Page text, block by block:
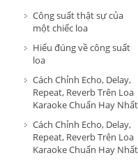
HÀNG
Công suất thật sự của
một chiếc loa
Hiểu đúng về công suất
loa
Cách Chỉnh Echo, Delay,
Repeat, Reverb Trên Loa
Karaoke Chuẩn Hay Nhất
Cách Chỉnh Echo, Delay,
Repeat, Reverb Trên Loa
Karaoke Chuẩn Hay Nhất